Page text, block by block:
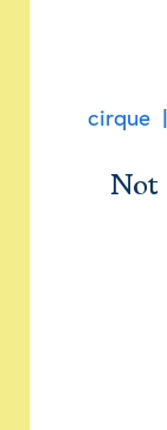
cirque
Not